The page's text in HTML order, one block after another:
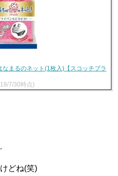
まるのネット(1枚入)【スコッチブラ
7/30時点)
どね(笑)